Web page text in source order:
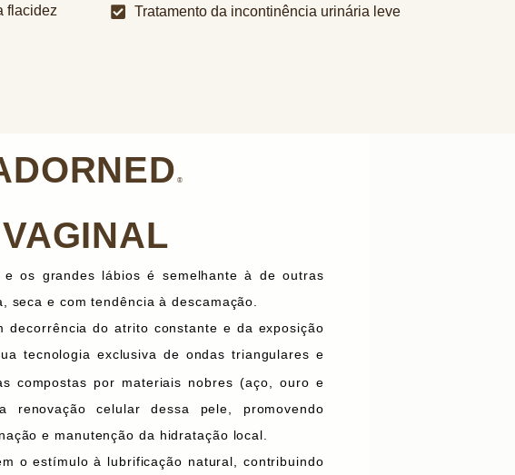
flacidez
Tratamento da incontinência urinária leve
®
os grandes lábios é semelhante à de outras
seca e com tendência à descamação.
decorrência do atrito constante e da exposição
tecnologia exclusiva de ondas triangulares e
compostas por materiais nobres (aço, ouro e
renovação celular dessa pele, promovendo
e manutenção da hidratação local.
o estímulo à lubrificação natural, contribuindo